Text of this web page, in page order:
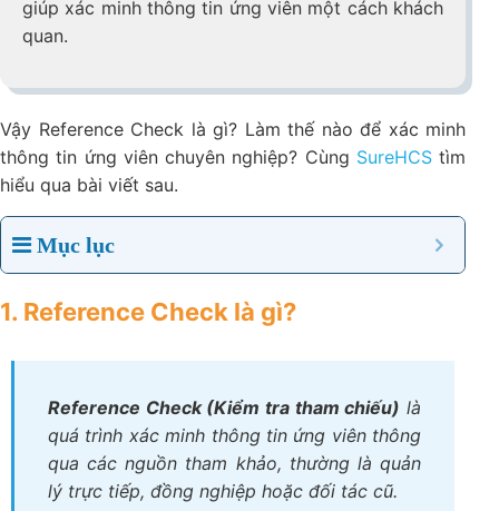
giúp xác minh thông tin ứng viên​ một cách khách
quan.
Vậy Reference Check là gì? Làm thế nào để xác minh
thông tin ứng viên​ chuyên nghiệp? Cùng SureHCStìm
hiểu qua bài viết sau.
Mục lục
1. Reference Check là gì?
Reference Check (Kiểm tra tham chiếu) là
quá trình xác minh thông tin ứng viên thông
qua các nguồn tham khảo, thường là quản
lý trực tiếp, đồng nghiệp hoặc đối tác cũ.